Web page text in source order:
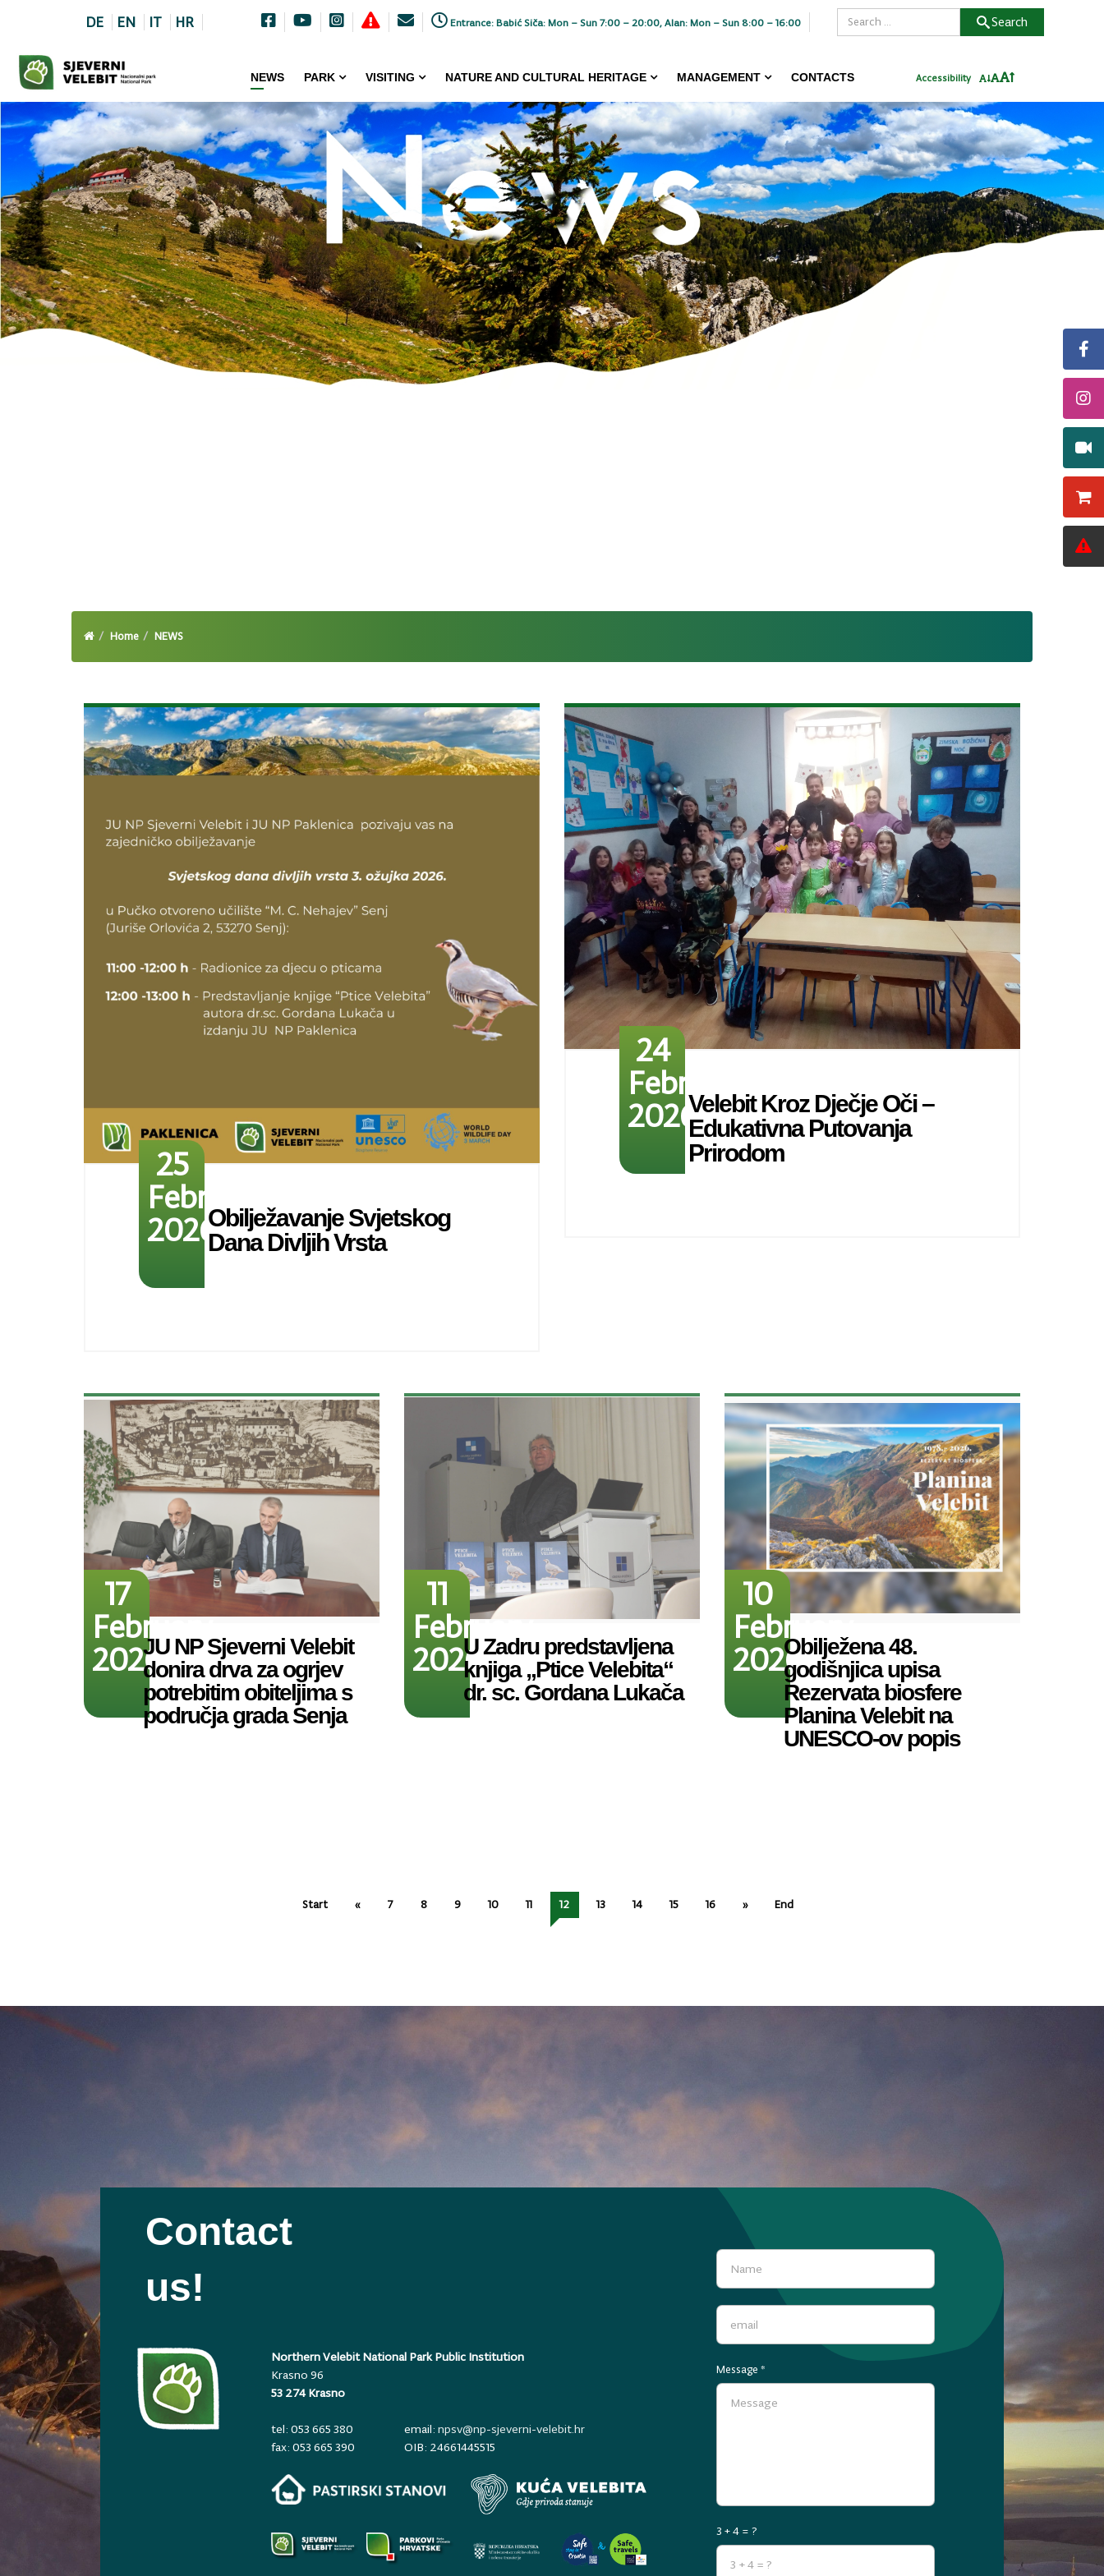
DE EN IT HR Entrance: Babić Siča: Mon – Sun 7:00 – 20:00, Alan: Mon – Sun 8:00 – 16:00 Search
NEWS PARK VISITING NATURE AND CULTURAL HERITAGE MANAGEMENT CONTACTS Accessibility
Home NEWS
25
February
2026Obilježavanje Svjetskog
Dana Divljih Vrsta
24
February
2026Velebit Kroz Dječje Oči –
Edukativna Putovanja
Prirodom
17
February
2026JU NP Sjeverni Velebit
donira drva za ogrjev
potrebitim obiteljima s
područja grada Senja
11
February
2026U Zadru predstavljena
knjiga „Ptice Velebita“
dr. sc. Gordana Lukača
10
February
2026Obilježena 48.
godišnjica upisa
Rezervata biosfere
Planina Velebit na
UNESCO‑ov popis
Start « 7 8 9 10 11 12 13 14 15 16 » End
Contact
us!
Northern Velebit National Park Public Institution
Krasno 96
53 274 Krasno
tel: 053 665 380
fax: 053 665 390
email: npsv@np-sjeverni-velebit.hr
OIB: 24661445515
Message *
3 + 4 = ?